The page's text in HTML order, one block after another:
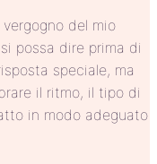
vergogno del mio
possa dire prima di
speciale, ma
il ritmo, il tipo di
in modo adeguato